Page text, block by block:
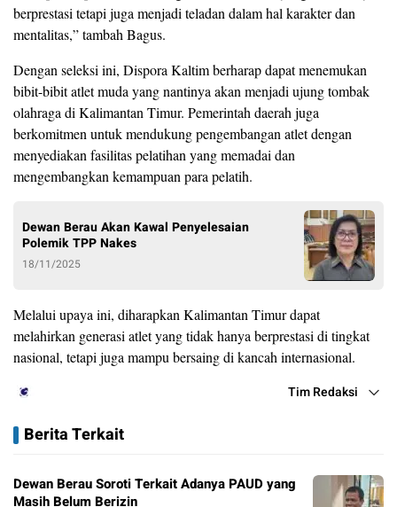
berprestasi tetapi juga menjadi teladan dalam hal karakter dan
mentalitas,” tambah Bagus.
Dengan seleksi ini, Dispora Kaltim berharap dapat menemukan
bibit-bibit atlet muda yang nantinya akan menjadi ujung tombak
olahraga di Kalimantan Timur. Pemerintah daerah juga
berkomitmen untuk mendukung pengembangan atlet dengan
menyediakan fasilitas pelatihan yang memadai dan
mengembangkan kemampuan para pelatih.
Dewan Berau Akan Kawal Penyelesaian
Polemik TPP Nakes
18/11/2025
Melalui upaya ini, diharapkan Kalimantan Timur dapat
melahirkan generasi atlet yang tidak hanya berprestasi di tingkat
nasional, tetapi juga mampu bersaing di kancah internasional.
Tim Redaksi
Berita Terkait
Dewan Berau Soroti Terkait Adanya PAUD yang
Masih Belum Berizin